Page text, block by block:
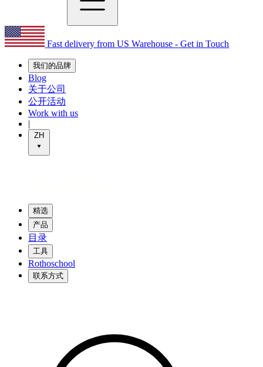
Fast delivery from US Warehouse - Get in Touch
我们的品牌
Blog
关于公司
公开活动
Work with us
|
ZH
精选
产品
目录
工具
Rothoschool
联系方式